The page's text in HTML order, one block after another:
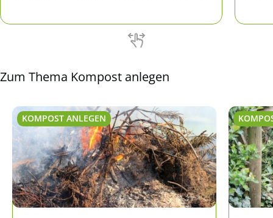
Zum Thema Kompost anlegen
KOMPOST ANLEGEN